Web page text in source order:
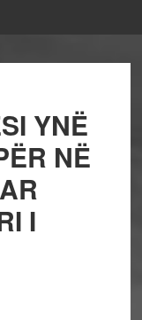
YNË
NË
I